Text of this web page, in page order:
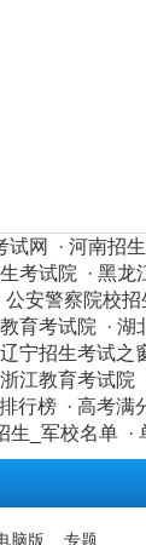
试网 · 河南招
考试院 · 黑龙
公安警察院校招
育考试院 · 湖
辽宁招生考试之
浙江教育考试院
行榜 · 高考满
生_军校名单 ·
脑版 专题